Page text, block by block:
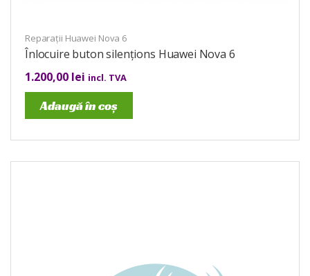
Reparații Huawei Nova 6
Înlocuire buton silențions Huawei Nova 6
1.200,00 lei incl. TVA
Adaugă în coș